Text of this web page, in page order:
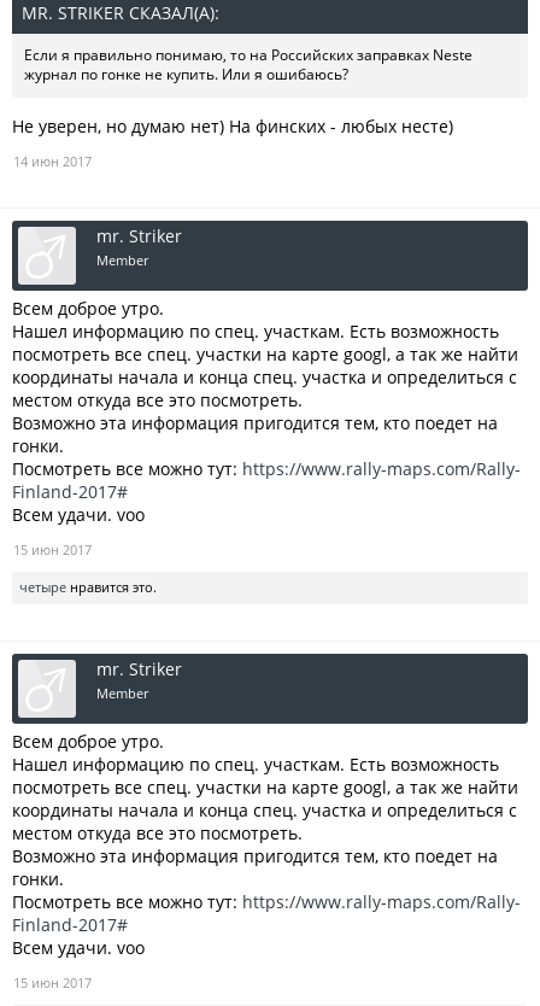
MR. STRIKER СКАЗАЛ(А):
Если я правильно понимаю, то на Российских заправках Neste
журнал по гонке не купить. Или я ошибаюсь?
Не уверен, но думаю нет) На финских - любых несте)
14 июн 2017
mr. Striker
Member
Всем доброе утро.
Нашел информацию по спец. участкам. Есть возможность
посмотреть все спец. участки на карте googl, а так же найти
координаты начала и конца спец. участка и определиться с
местом откуда все это посмотреть.
Возможно эта информация пригодится тем, кто поедет на
гонки.
Посмотреть все можно тут: https://www.rally-maps.com/Rally-
Finland-2017#
Всем удачи. voo
15 июн 2017
четыре нравится это.
mr. Striker
Member
Всем доброе утро.
Нашел информацию по спец. участкам. Есть возможность
посмотреть все спец. участки на карте googl, а так же найти
координаты начала и конца спец. участка и определиться с
местом откуда все это посмотреть.
Возможно эта информация пригодится тем, кто поедет на
гонки.
Посмотреть все можно тут: https://www.rally-maps.com/Rally-
Finland-2017#
Всем удачи. voo
15 июн 2017